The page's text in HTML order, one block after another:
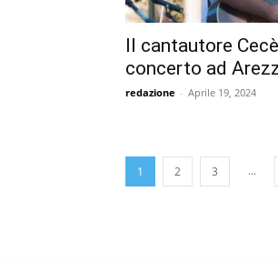
Il cantautore
concerto ad
redazione - Aprile 19, 2024
1 2 3 ...